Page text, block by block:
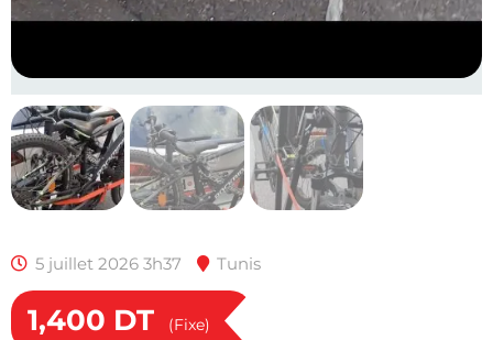
5 juillet 2026 3h37 Tunis
1,400 DT (Fixe)